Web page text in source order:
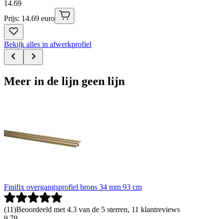
14.69
Prijs: 14.69 euro
Bekijk alles in afwerkprofiel
Meer in de lijn geen lijn
Finifix overgangsprofiel brons 34 mm 93 cm
(11)Beoordeeld met 4.3 van de 5 sterren, 11 klantreviews